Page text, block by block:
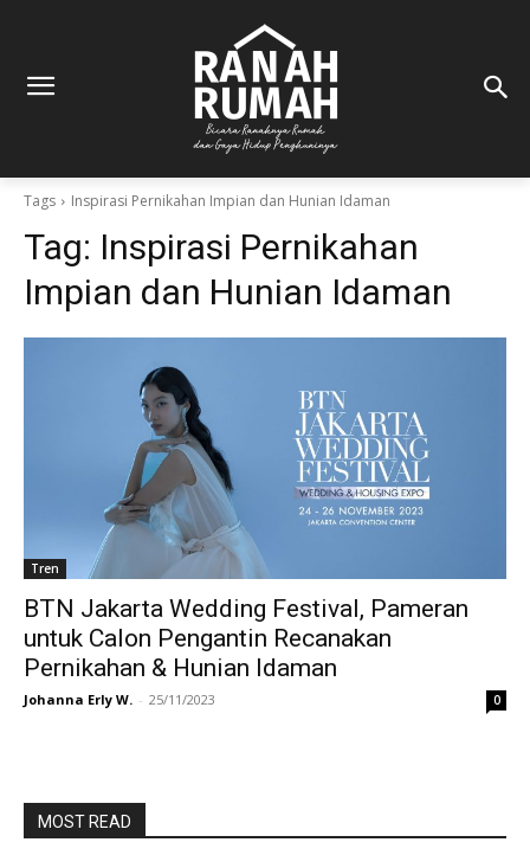
Tags Inspirasi Pernikahan Impian dan Hunian Idaman
Tag: Inspirasi Pernikahan
Impian dan Hunian Idaman
Tren
BTN Jakarta Wedding Festival, Pameran
untuk Calon Pengantin Recanakan
Pernikahan & Hunian Idaman
Johanna Erly W. - 25/11/2023 0
MOST READ